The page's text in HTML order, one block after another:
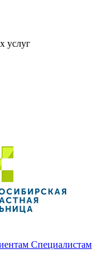
услуг
Специалистам